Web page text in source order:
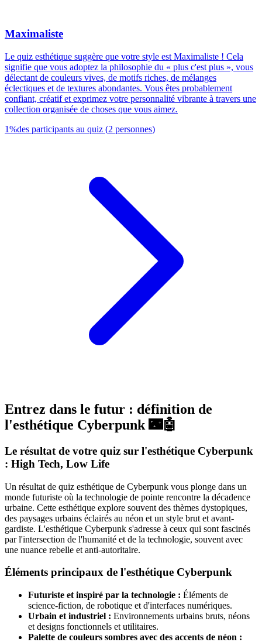
Maximaliste
Le quiz esthétique suggère que votre style est Maximaliste ! Cela
signifie que vous adoptez la philosophie du « plus c'est plus », vous
délectant de couleurs vives, de motifs riches, de mélanges
éclectiques et de textures abondantes. Vous êtes probablement
confiant, créatif et exprimez votre personnalité vibrante à travers une
collection organisée de choses que vous aimez.
1%des participants au quiz (2 personnes)
Entrez dans le futur : définition de
l'esthétique Cyberpunk 🌃🤖
Le résultat de votre quiz sur l'esthétique Cyberpunk
: High Tech, Low Life
Un résultat de quiz esthétique de Cyberpunk vous plonge dans un
monde futuriste où la technologie de pointe rencontre la décadence
urbaine. Cette esthétique explore souvent des thèmes dystopiques,
des paysages urbains éclairés au néon et un style brut et avant-
gardiste. L'esthétique Cyberpunk s'adresse à ceux qui sont fascinés
par l'intersection de l'humanité et de la technologie, souvent avec
une nuance rebelle et anti-autoritaire.
Éléments principaux de l'esthétique Cyberpunk
Futuriste et inspiré par la technologie : Éléments de
science-fiction, de robotique et d'interfaces numériques.
Urbain et industriel : Environnements urbains bruts, néons
et designs fonctionnels et utilitaires.
Palette de couleurs sombres avec des accents de néon :